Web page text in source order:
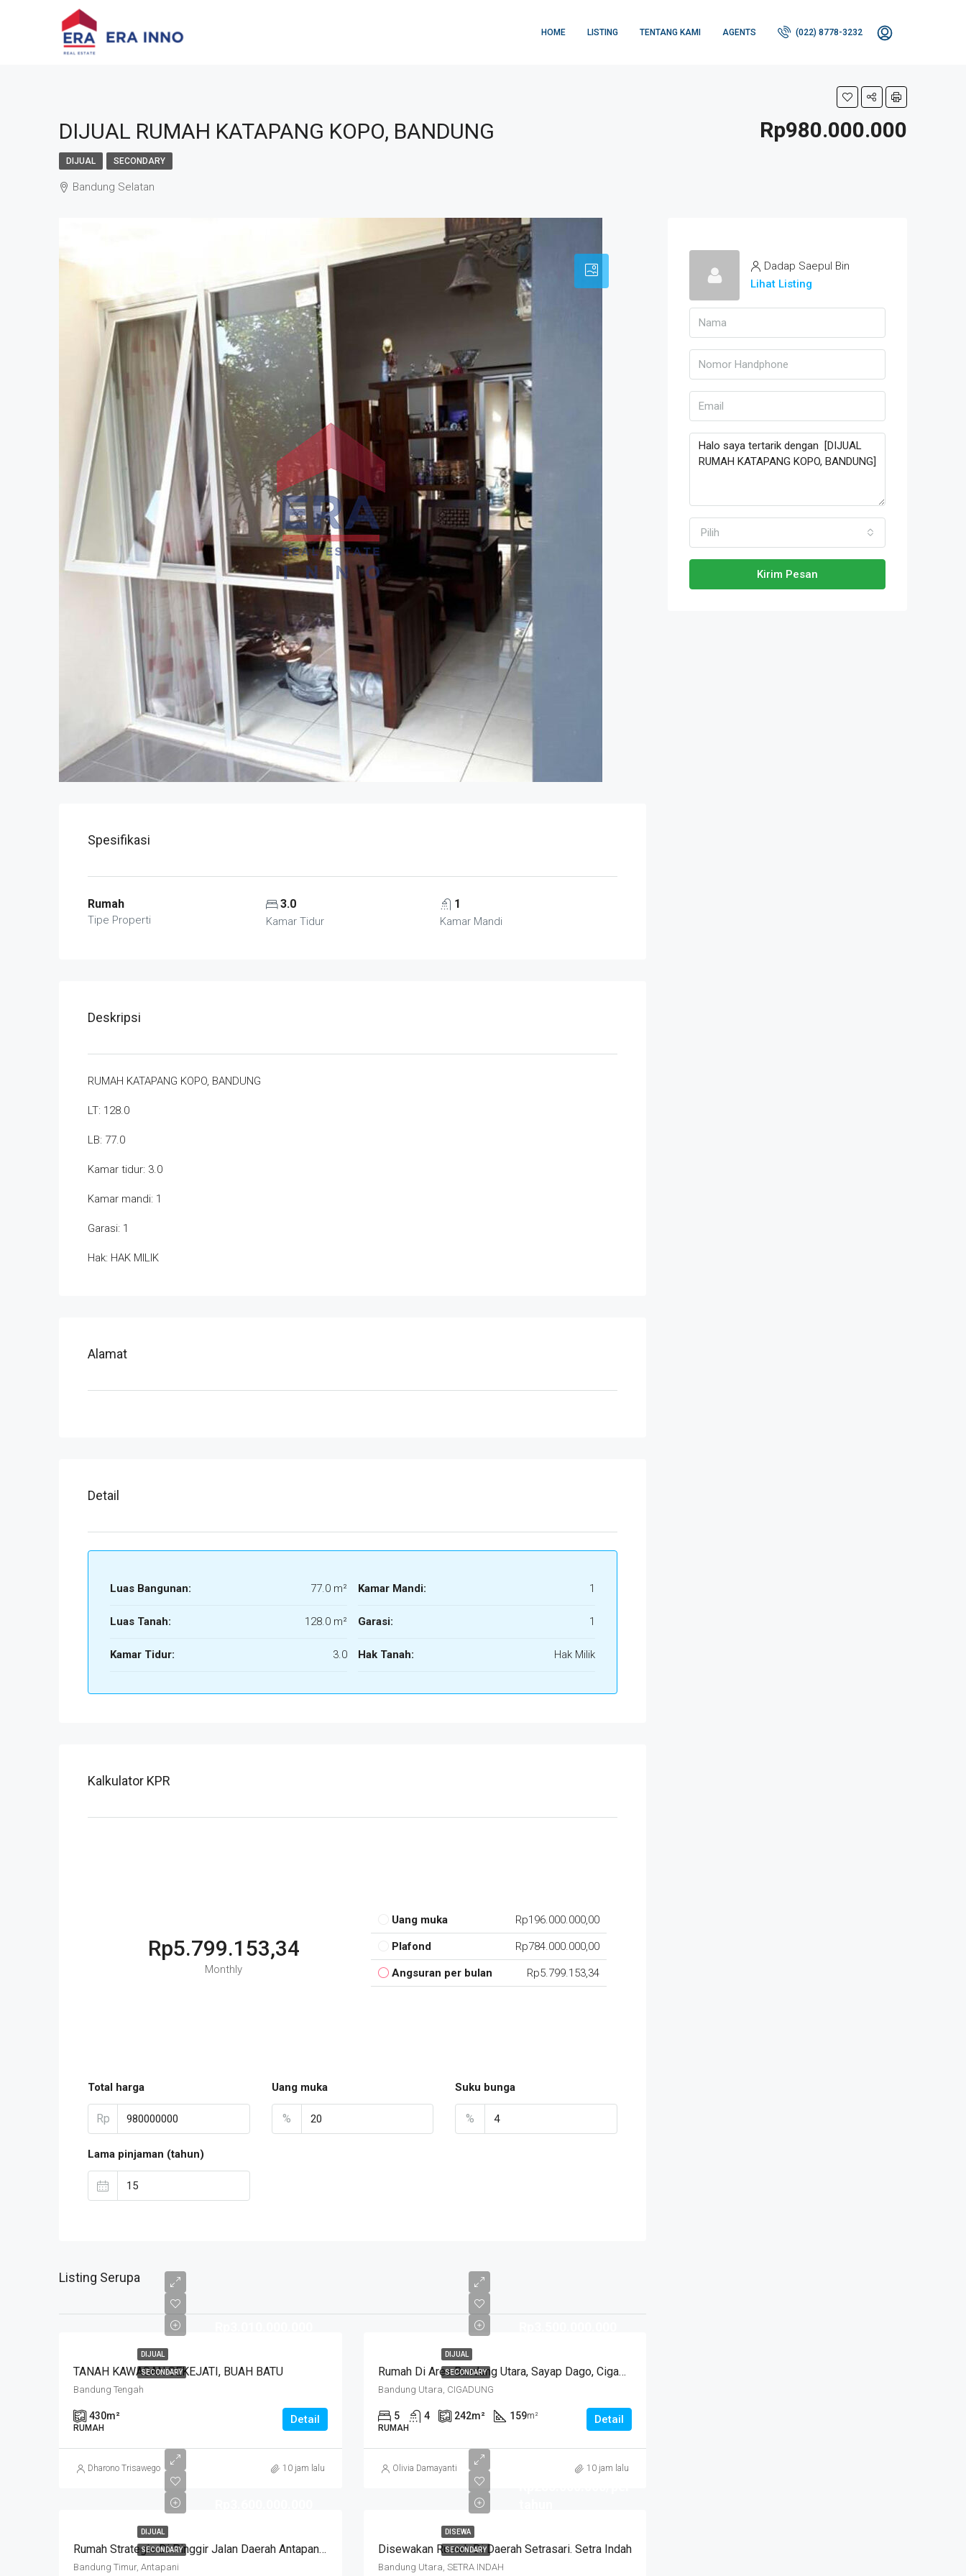
HOME LISTING TENTANG KAMI AGENTS (022) 8778-3232
DIJUAL RUMAH KATAPANG KOPO, BANDUNG Rp980.000.000
DIJUAL SECONDARY
Bandung Selatan
Spesifikasi
Rumah
Tipe Properti
3.0
Kamar Tidur
1
Kamar Mandi
Deskripsi
RUMAH KATAPANG KOPO, BANDUNG
LT: 128.0
LB: 77.0
Kamar tidur: 3.0
Kamar mandi: 1
Garasi: 1
Hak: HAK MILIK
Alamat
Detail
Luas Bangunan: 77.0 m²
Luas Tanah: 128.0 m²
Kamar Tidur: 3.0
Kamar Mandi: 1
Garasi: 1
Hak Tanah: Hak Milik
Kalkulator KPR
Rp5.799.153,34
Monthly
Uang muka Rp196.000.000,00
Plafond Rp784.000.000,00
Angsuran per bulan Rp5.799.153,34
Total harga
Rp
Uang muka
%
Suku bunga
%
Lama pinjaman (tahun)
Listing Serupa
DIJUAL
SECONDARY
TANAH KAWASAN SEKEJATI, BUAH BATU
Bandung Tengah
430m²
RUMAH
Detail
Dharono Trisawego 10 jam lalu
DIJUAL
SECONDARY Rumah Di Area Bandung Utara, Sayap Dago, Cigadung.
Bandung Utara, CIGADUNG
5 4 242m² 159m²
RUMAH
Detail
Olivia Damayanti 10 jam lalu
DIJUAL
SECONDARY Rumah Strategis Di Pinggir Jalan Daerah Antapani . Cocok Untuk Usaha. SUKANEGARA
Bandung Timur, Antapani
DISEWA
SECONDARY
Disewakan Rumah Di Daerah Setrasari. Setra Indah
Bandung Utara, SETRA INDAH
Dadap Saepul Bin
Lihat Listing
Pilih
Kirim Pesan